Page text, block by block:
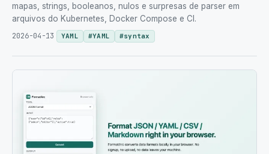
mapas, strings, booleanos, nulos e surpresas de parser em
arquivos do Kubernetes, Docker Compose e CI.
2026-04-13
YAML #YAML #syntax